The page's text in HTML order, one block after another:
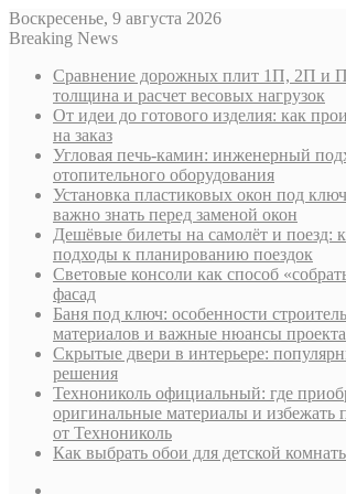
Воскресенье, 9 августа 2026
Breaking News
Сравнение дорожных плит 1П, 2П и
толщина и расчет весовых нагрузок
От идеи до готового изделия: как
на заказ
Угловая печь-камин: инженерный
отопительного оборудования
Установка пластиковых окон под
важно знать перед заменой окон
Дешёвые билеты на самолёт и поезд:
подходы к планированию поездок
Световые консоли как способ
фасад
Баня под ключ: особенности
материалов и важные нюансы проекта
Скрытые двери в интерьере:
решения
Технониколь официальный: где
оригинальные материалы и избежать
от Технониколь
Как выбрать обои для детской